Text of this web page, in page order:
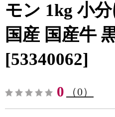
モン 1kg 小
国産 国産牛
[53340062]
0 （0）